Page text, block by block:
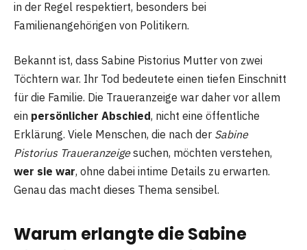
in der Regel respektiert, besonders bei
Familienangehörigen von Politikern.
Bekannt ist, dass Sabine Pistorius Mutter von zwei
Töchtern war. Ihr Tod bedeutete einen tiefen Einschnitt
für die Familie. Die Traueranzeige war daher vor allem
ein persönlicher Abschied, nicht eine öffentliche
Erklärung. Viele Menschen, die nach der Sabine
Pistorius Traueranzeigesuchen, möchten verstehen,
wer sie war, ohne dabei intime Details zu erwarten.
Genau das macht dieses Thema sensibel.
Warum erlangte die Sabine